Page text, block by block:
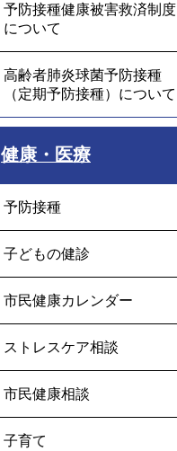
予防接種健康被害救済制度
について
高齢者肺炎球菌予防接種
（定期予防接種）について
健康・医療
予防接種
子どもの健診
市民健康カレンダー
ストレスケア相談
市民健康相談
子育て